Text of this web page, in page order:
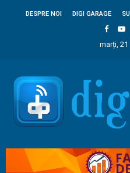
DESPRE NOI DIGI GARAGE
marți,